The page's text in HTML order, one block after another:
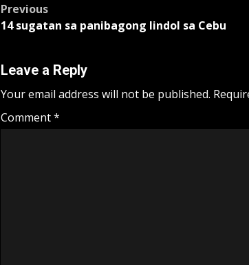
Post
navigation
Previous
14 sugatan sa panibagong lindol sa Cebu
Leave a Reply
Your email address will not be published.
Comment*